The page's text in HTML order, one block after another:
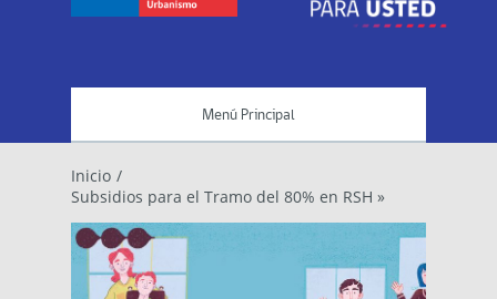
Menú Principal
Inicio /
Subsidios para el Tramo del 80% en RSH »